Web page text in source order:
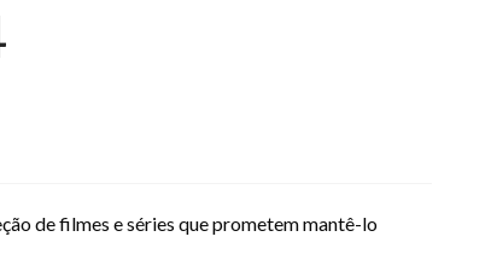
de filmes e séries que prometem mantê-lo